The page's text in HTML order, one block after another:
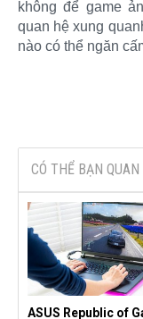
không để game
quan hệ xung
nào có thể ngăn
CÓ THỂ BẠN
ASUS Republic of